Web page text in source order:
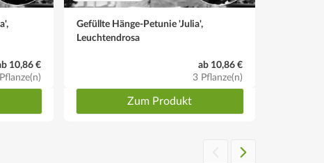
10,86 €
Gefüllte Hänge-Petunie 'Julia',
Leuchtendrosa
ab 10,86 €
3 Pflanze(n)
Zum Produkt